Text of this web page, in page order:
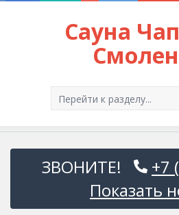
Сауна
Перейти к разделу...
ЗВОНИТЕ!
+7
Показать